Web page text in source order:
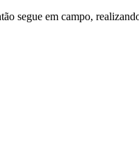
segue em campo,